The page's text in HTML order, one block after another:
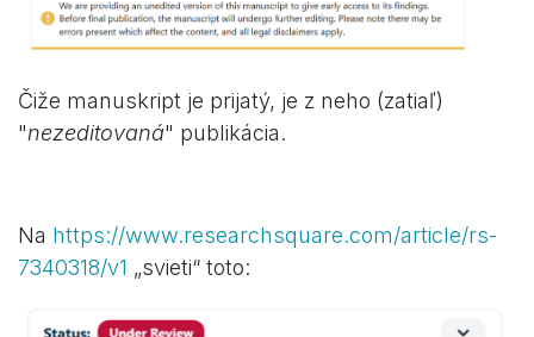
Čiže manuskript je prijatý, je z neho (zatiaľ)
"nezeditovaná" publikácia.
Na https://www.researchsquare.com/article/rs-
7340318/v1 „svieti“ toto: